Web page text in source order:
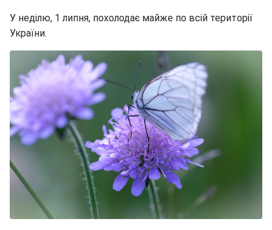
У неділю, 1 липня, похолодає майже по всій території
України.